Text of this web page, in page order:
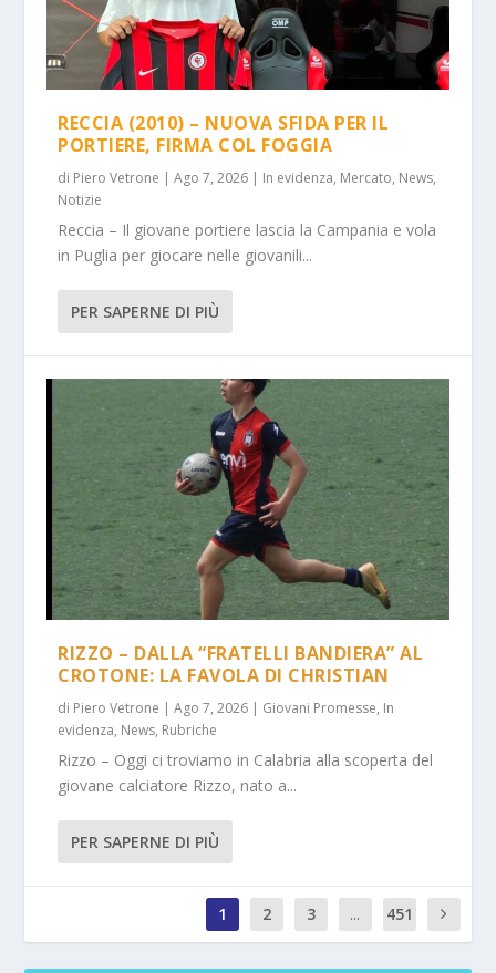
RECCIA (2010) – NUOVA SFIDA PER IL
PORTIERE, FIRMA COL FOGGIA
di Piero Vetrone |Ago 7, 2026 | In evidenza, Mercato, News,
Notizie
Reccia – Il giovane portiere lascia la Campania e vola
in Puglia per giocare nelle giovanili...
PER SAPERNE DI PIÙ
RIZZO – DALLA “FRATELLI BANDIERA” AL
CROTONE: LA FAVOLA DI CHRISTIAN
di Piero Vetrone |Ago 7, 2026 | Giovani Promesse, In
evidenza, News, Rubriche
Rizzo – Oggi ci troviamo in Calabria alla scoperta del
giovane calciatore Rizzo, nato a...
PER SAPERNE DI PIÙ
1 2 3 ...
451
1